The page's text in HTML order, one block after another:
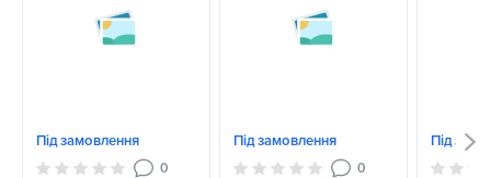
Під замовлення
0
Під замовлення
0
Під